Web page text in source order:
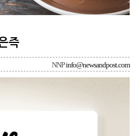
즉
NNPinfo@newsandpost.com